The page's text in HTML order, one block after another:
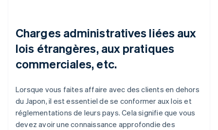
Charges administratives liées aux
lois étrangères, aux pratiques
commerciales, etc.
Lorsque vous faites affaire avec des clients en dehors
du Japon, il est essentiel de se conformer aux lois et
réglementations de leurs pays. Cela signifie que vous
devez avoir une connaissance approfondie des